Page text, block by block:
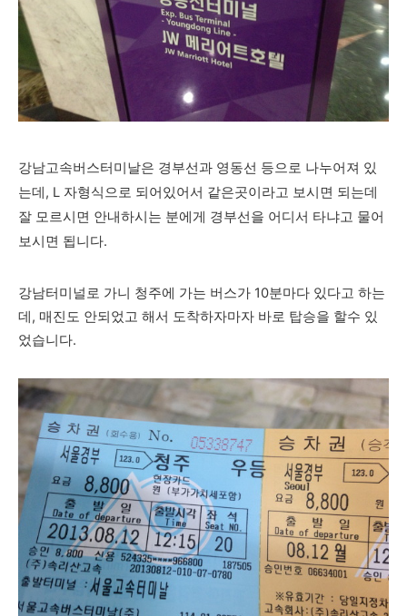
강남고속버스터미날은 경부선과 영동선 등으로 나누어져 있
는데, L 자형식으로 되어있어서 같은곳이라고 보시면 되는데
잘 모르시면 안내하시는 분에게 경부선을 어디서 타냐고 물어
보시면 됩니다.
강남터미널로 가니 청주에 가는 버스가 10분마다 있다고 하는
데, 매진도 안되었고 해서 도착하자마자 바로 탑승을 할수 있
었습니다.